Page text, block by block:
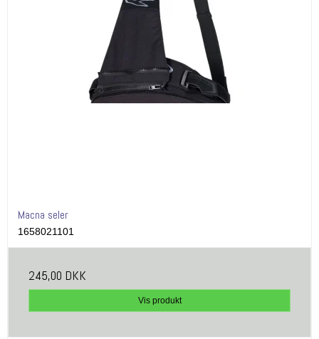
Macna seler
1658021101
245,00 DKK
Vis produkt